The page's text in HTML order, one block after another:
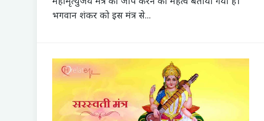
भगवान शंकर को इस मंत्र से...